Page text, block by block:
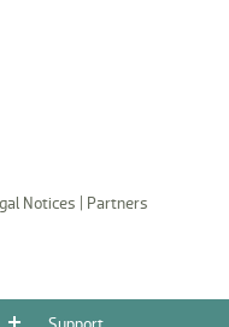
Notices Partners